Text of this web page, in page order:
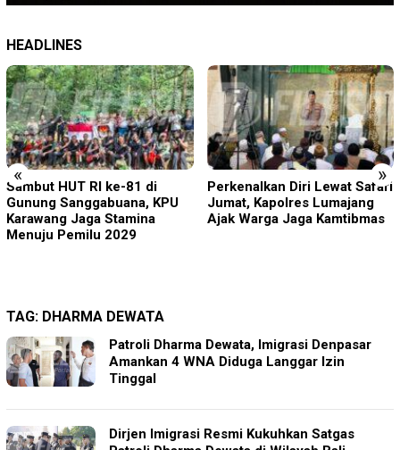
HEADLINES
« »
Perkenalkan Diri Lewat Safari
Jumat, Kapolres Lumajang
Ajak Warga Jaga Kamtibmas
Pelapor Datangi Dua
Lembaga, Pemeriksaan
Laporan Masih Berproses
TAG: DHARMA DEWATA
Patroli Dharma Dewata, Imigrasi Denpasar
Amankan 4 WNA Diduga Langgar Izin
Tinggal
Dirjen Imigrasi Resmi Kukuhkan Satgas